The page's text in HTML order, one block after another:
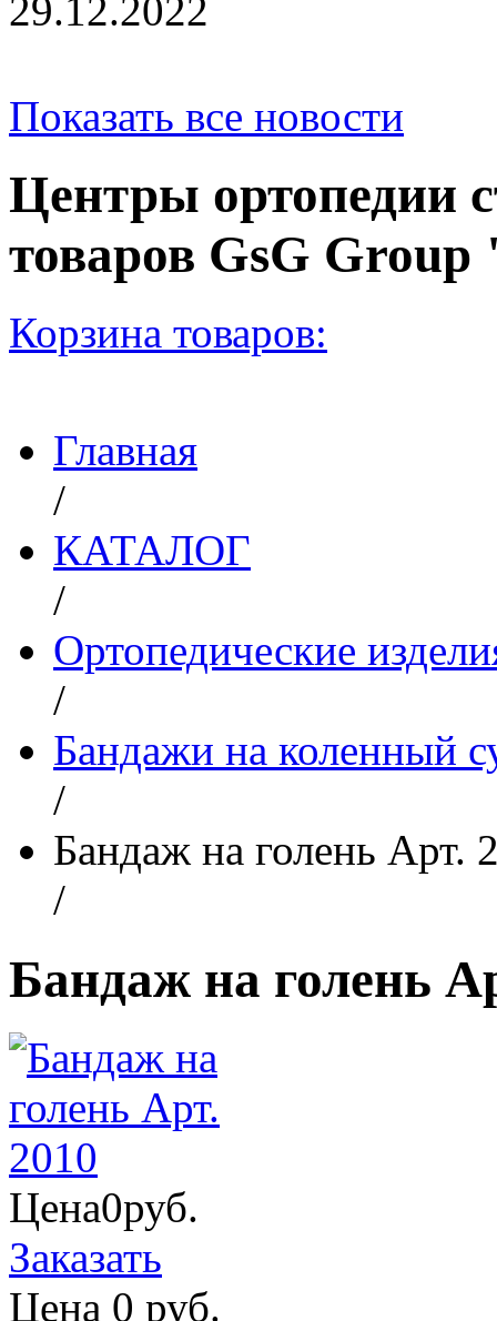
29.12.2022
Показать все новости
Центры ортопедии
товаров GsG
Корзина товаров:
Главная
/
КАТАЛОГ
/
Ортопедические
/
Бандажи на коленный
/
Бандаж на голень Арт.
/
Бандаж на голень
Цена0руб.
Заказать
Цена 0 руб.